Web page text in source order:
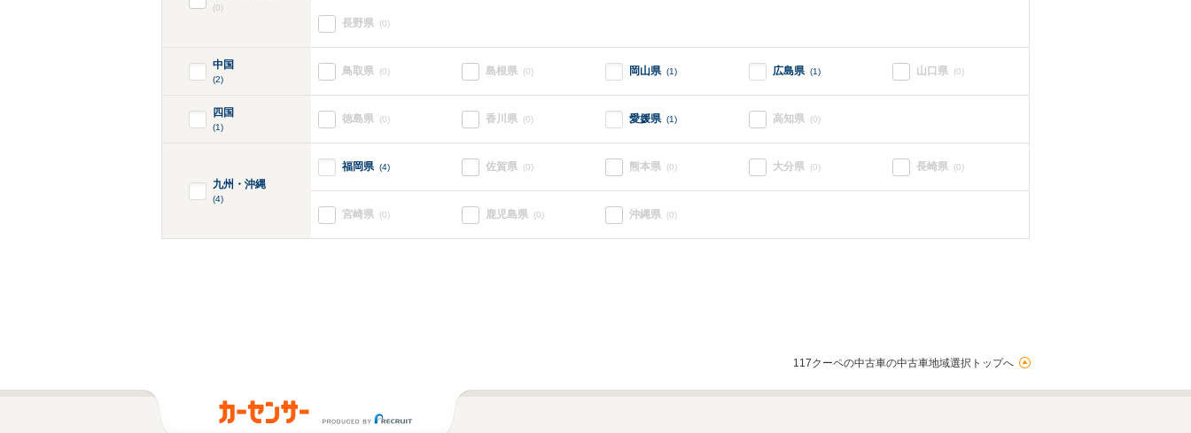
(0)
長野県 (0)
中国
(2)
鳥取県 (0) 島根県 (0) 岡山県 (1) 広島県 (1) 山口県 (0)
四国
(1)
徳島県 (0) 香川県 (0) 愛媛県 (1) 高知県 (0)
九州・沖縄
(4)
福岡県 (4) 佐賀県 (0) 熊本県 (0) 大分県 (0) 長崎県 (0)
宮崎県 (0) 鹿児島県 (0) 沖縄県 (0)
117クーペの中古車の中古車地域選択トップへ